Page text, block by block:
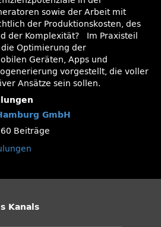
sowie der Arbeit mit
der Produktionskosten, des
der Komplexität? Im Praxisteil
Optimierung der
Geräten, Apps und
vorgestellt, die voller
Ansätze sein sollen.
GmbH
60 Beiträge
Kanals